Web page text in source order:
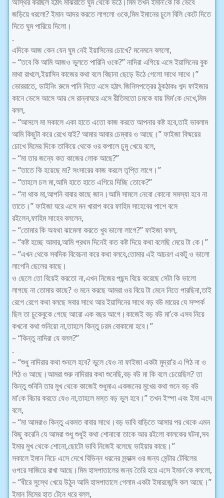
জড়িয়ে ধরলো? ইমান আদর করতে লাগলো ওকে,মিম ইমানের চুলে বিলি কেটে দিতে
দিতে ঘুম পারিয়ে দিলো।
.
এদিকে আজ কেন যেন ঘুম নেই ইয়াসিনের চোখে? মনেমনে বললো,
– “তবে কি আমি আজও ভুলতে পারিনি ওকে?” নাদিরা এগিয়ে এসে ইয়াসিনের বুক
মাথা রাখলে,ইয়াসিন কাজের কথা বলে বিছানা ছেড়ে উঠে গেলো সাথে সাথে।”
ভোররাতে, ডাইনিং রুমে পানি নিতে এসে হঠাৎ জিনিসপত্রের ঠুকঠাকঃ শব্দ ফাইজার
কানে ভেসে আসে আর সে রান্নাঘরে এসে রীতিমতো চমকে যায় মিম’কে দেখে,মিম
বলল,
– “আসলে মা সকালে একা হাতে এতো কাজ করতে আপনার কষ্ট হবে,তাই ভাবলাম
আমি কিছুটা করে রেখে যাই? আমার আবার চেম্বার ও আছে।” ফাইজা বিষ্ময়ের
চোখে মিমের দিকে তাকিয়ে থেকে ওর কপালে চুমু খেয়ে বলে,
– “মা তার জন্যে কত কাজের লোক আছে?”
– “তাতে কি হয়েছে মা? সংসারের কাজ করলে তৃপ্তি লাগে।”
– “তাহলে চল মা,আমি হাতে হাতে এগিয়ে দিচ্ছি তোকে?”
– “না থাক মা,আপনি বাবার কাছে জান।আমি সামলে নেবো কোনো সমস্যা হবে না
তাতে।” ফাইজা ঘরে এসে মন খারাপ করে ফাহিম সাহেবের পাশে বসে
রইলেন,ফাহিম সাহেব বললেন,
– “তোমার কি অযথা ঝামেলা করতে খুব ভালো লাগে?” ফাইজা বলল,
– “কষ্ট হচ্ছে আমার,আমি প্রথম দিনেই কত কষ্ট দিয়ে কথা বলেছি মেয়ে টা কে।”
– “এখন থেকে সবদিক বিবেচনা করে কথা বলবে,তোমার এই আচরণ একটু ও ভালো
লাগেনি ছেলের কাছে।
ও ছেলে তো বিয়েই করতো না,এখন নিজের পছন্দ বিয়ে করেছে সেটা কি ভালো
লাগছে না তোমার কাছে? ও মনে করছে আমরা ওর বিয়ে টা মেনে নিতে পারছিনা,তাই
রেগে রেগে কথা বলছে সবার সাথে আর ইয়াসিনের সাথে বড় বউ মায়ের যে সম্পর্ক
ছিল তা চুকেবুকে গেছে আরো এক বছর আগে।কাজেই বড় বউ মা’কে এসব নিয়ে
কখনো কথা শুনিয়ো না,তাহলে কিন্তু চরম বোকামো হবে।”
– “কিন্তু নাদিরা যে বলল?”
.
– “শুধু নাদিরার কথা শুনলে হবে? ভুলে যেও না ফাইজা একটা মুদ্রা’র এ পিঠ না ও
পিঠ ও আছে।আমরা শুরু নাদিরার কথা শুনেছি,বড় বউ মা কি বলে চেয়েছিল? তা
কিন্তু শুনিনি তার মুখ থেকে কাজেই শুধুমাএ একজনের মুখের কথা শুনে বড় বউ
মা’কে বিচার করতে যেও না,তাহলে মস্ত বড় ভুল হবে।” তখন ইস্পা এবং ইমা এসে
বলে,
– “মা আমরাও কিন্তু একমত বাবার সাথে।বড় ভাবি বাড়িতে আসার পর থেকে এমন
কিছু করেনি যে আমরা শুধু শুধুই কথা শোনাবো তাকে আর রইলো কালকের ঘটনা,সব
ইমার মুখ থেকে শোনো,ছোটো ভাবি নিজেই বলেছে ভাইয়ার কাছে।”
সকালে ইমান নিচে এসে দেখে বিভিন্ন ধরনের স্ন্যাক্স ওর জন্য সেন্টার টেবিলের
ওপরে সাজিয়ে রাখা আছে।মিম হাসপাতালের জন্য তৈরি হয়ে এসে ইমান’কে বললো,
– “ধীরে সুস্থে খেয়ে উঠুন আমি হাসপাতালে গেলাম একটা ইমারজেন্সি কল আছে।”
ইমান মিমের হাত টেনে ধরে বলল,